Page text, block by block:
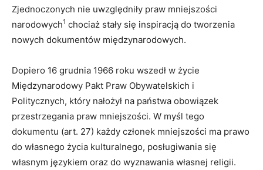
Zjednoczonych nie uwzględniły praw mniejszości
narodowych1 chociaż stały się inspiracją do tworzenia
nowych dokumentów międzynarodowych.
Dopiero 16 grudnia 1966 roku wszedł w życie
Międzynarodowy Pakt Praw Obywatelskich i
Politycznych, który nałożył na państwa obowiązek
przestrzegania praw mniejszości. W myśl tego
dokumentu (art. 27) każdy członek mniejszości ma prawo
do własnego życia kulturalnego, posługiwania się
własnym językiem oraz do wyznawania własnej religii.